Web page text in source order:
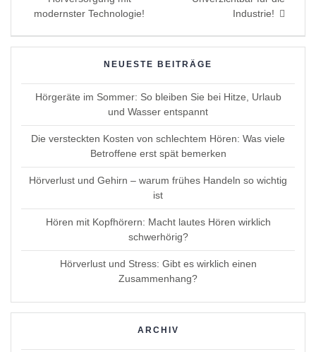
modernster Technologie!
Industrie!
NEUESTE BEITRÄGE
Hörgeräte im Sommer: So bleiben Sie bei Hitze, Urlaub
und Wasser entspannt
Die versteckten Kosten von schlechtem Hören: Was viele
Betroffene erst spät bemerken
Hörverlust und Gehirn – warum frühes Handeln so wichtig
ist
Hören mit Kopfhörern: Macht lautes Hören wirklich
schwerhörig?
Hörverlust und Stress: Gibt es wirklich einen
Zusammenhang?
ARCHIV